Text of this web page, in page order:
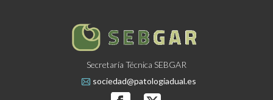
Secretaría Técnica SEBGAR
sociedad@patologiadual.es